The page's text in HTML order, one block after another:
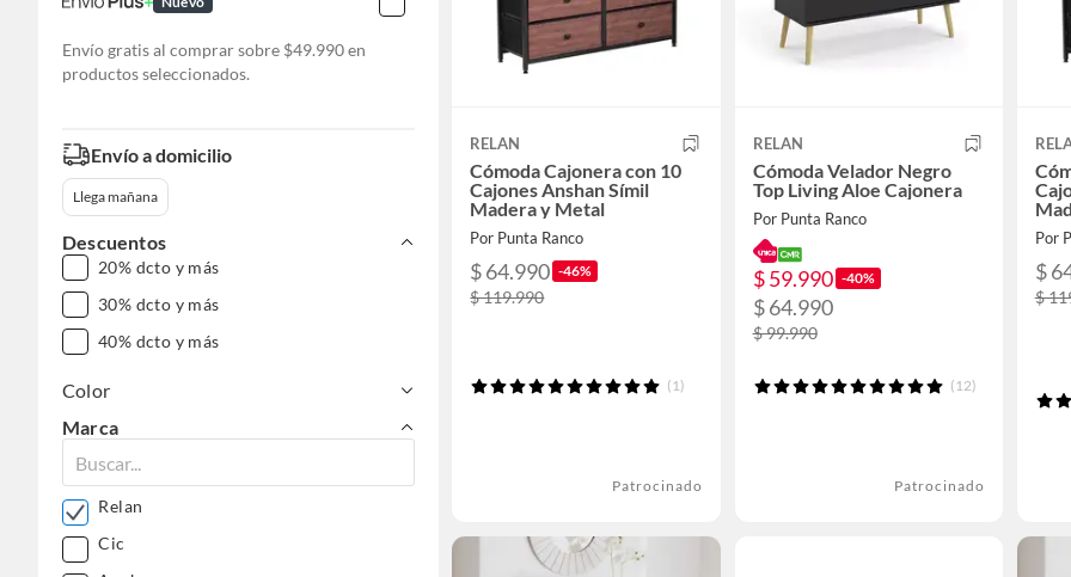
Envío gratis al comprar sobre $49.990 en
productos seleccionados.
Envío a domicilio
Llega mañana
Descuentos
20% dcto y más
30% dcto y más
40% dcto y más
Color
Marca
Relan
Cic
RELAN
Cómoda Cajonera con 10
Cajones Anshan Símil
Madera y Metal
Por Punta Ranco
$ 64.990 -46%
$ 119.990
(1)
Patrocinado
RELAN
Cómoda Velador Negro
Top Living Aloe Cajonera
Por Punta Ranco
$ 59.990 -40%
$ 64.990
$ 99.990
(12)
Patrocinado
Por
$
$